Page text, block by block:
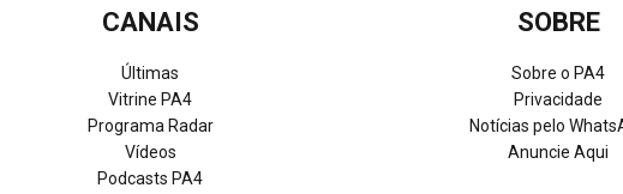
CANAIS
Últimas
Vitrine PA4
Programa Radar
Vídeos
Podcasts PA4
SOBRE
Sobre o PA4
Privacidade
Notícias pelo
Anuncie Aqui